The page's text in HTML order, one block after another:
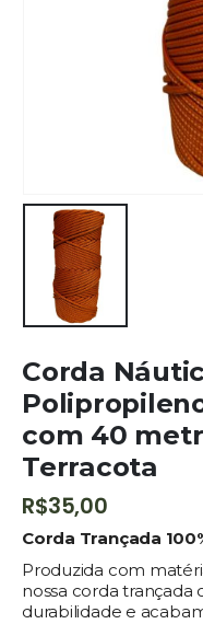
Corda
com 40
Terracota
R$35,00
Corda Trançada
Produzida com
nossa corda trançada
durabilidade e